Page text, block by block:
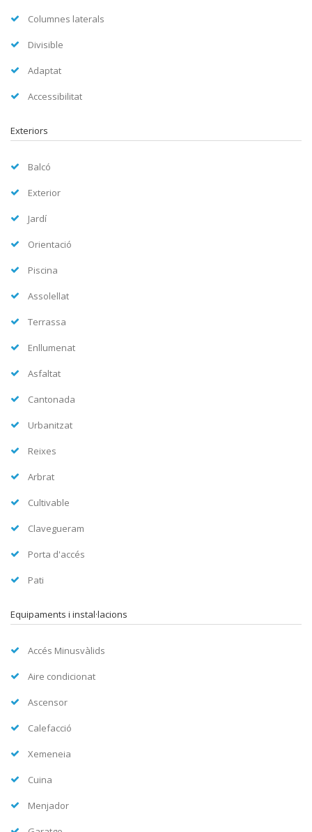
Columnes laterals
Divisible
Adaptat
Accessibilitat
Exteriors
Balcó
Exterior
Jardí
Orientació
Piscina
Assolellat
Terrassa
Enllumenat
Asfaltat
Cantonada
Urbanitzat
Reixes
Arbrat
Cultivable
Clavegueram
Porta d'accés
Pati
Equipaments i instal·lacions
Accés Minusvàlids
Aire condicionat
Ascensor
Calefacció
Xemeneia
Cuina
Menjador